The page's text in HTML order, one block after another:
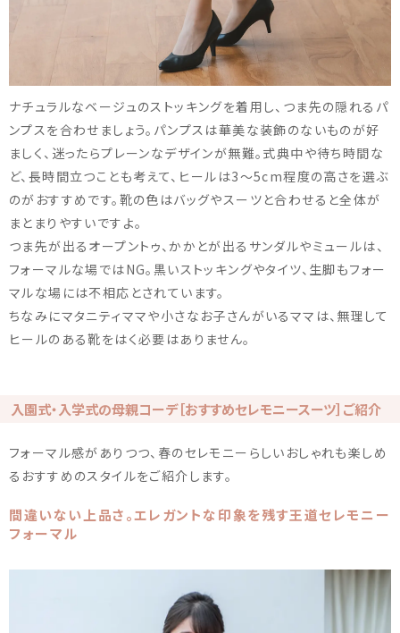
ナチュラルなベージュのストッキングを着用し、つま先の隠れるパ
ンプスを合わせましょう。パンプスは華美な装飾のないものが好
ましく、迷ったらプレーンなデザインが無難。式典中や待ち時間な
ど、長時間立つことも考えて、ヒールは3～5cm程度の高さを選ぶ
のがおすすめです。靴の色はバッグやスーツと合わせると全体が
まとまりやすいですよ。
つま先が出るオープントゥ、かかとが出るサンダルやミュールは、
フォーマルな場ではNG。黒いストッキングやタイツ、生脚もフォー
マルな場には不相応とされています。
ちなみにマタニティママや小さなお子さんがいるママは、無理して
ヒールのある靴をはく必要はありません。
入園式・入学式の母親コーデ［おすすめセレモニースーツ］ご紹介
フォーマル感がありつつ、春のセレモニーらしいおしゃれも楽しめ
るおすすめのスタイルをご紹介します。
間違いない上品さ。エレガントな印象を残す王道セレモニー
フォーマル